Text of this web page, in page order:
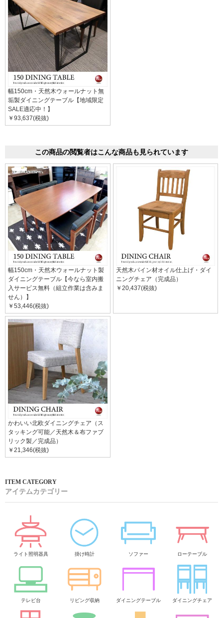
幅150cm・天然木ウォールナット無
垢製ダイニングテーブル【地域限定
SALE適応中！】
￥93,637(税抜)
この商品の閲覧者はこんな商品も見られています
幅150cm・天然木ウォールナット製
ダイニングテーブル【今なら室内搬
入サービス無料（組立作業は含みま
せん）】
￥53,446(税抜)
天然木パイン材オイル仕上げ・ダイ
ニングチェア（完成品）
￥20,437(税抜)
かわいい北欧ダイニングチェア（ス
タッキング可能／天然木＆布ファブ
リック製／完成品）
￥21,346(税抜)
アイテムカテゴリー
ライト照明器具 掛け時計 ソファー ローテーブル
テレビ台 リビング収納 ダイニングテーブル ダイニングチェア